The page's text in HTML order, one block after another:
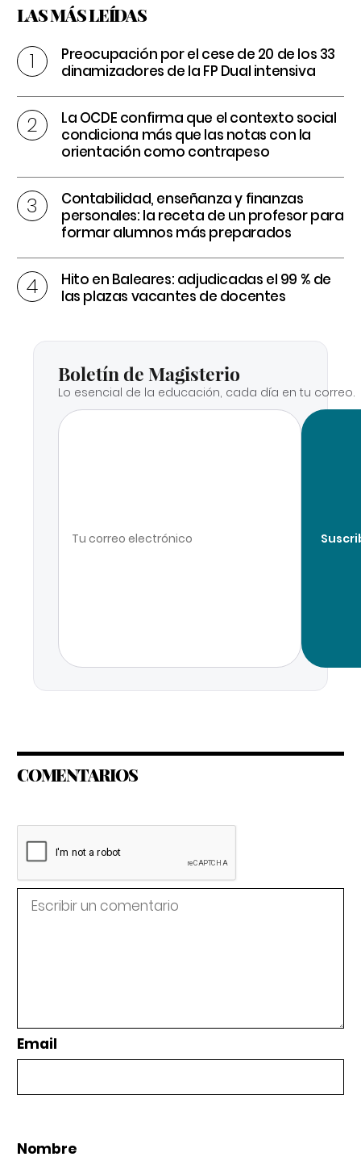
LAS MÁS LEÍDAS
Preocupación por el cese de 20 de los 33
dinamizadores de la FP Dual intensiva
La OCDE confirma que el contexto social
condiciona más que las notas con la
orientación como contrapeso
Contabilidad, enseñanza y finanzas
personales: la receta de un profesor para
formar alumnos más preparados
Hito en Baleares: adjudicadas el 99 % de
las plazas vacantes de docentes
Boletín de Magisterio
Lo esencial de la educación, cada día en tu correo.
COMENTARIOS
Email
Nombre